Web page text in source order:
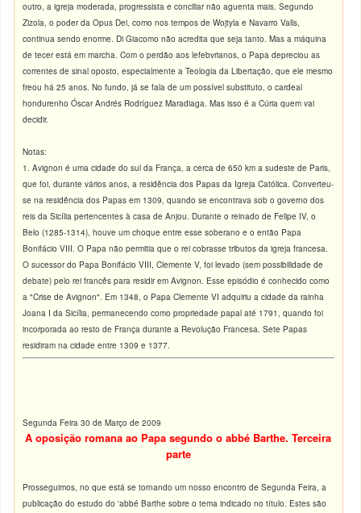
outro, a igreja moderada, progressista e conciliar não aguenta mais. Segundo
Zizola, o poder da Opus Dei, como nos tempos de Wojtyla e Navarro Valls,
continua sendo enorme. Di Giacomo não acredita que seja tanto. Mas a máquina
de tecer está em marcha. Com o perdão aos lefebvrianos, o Papa depreciou as
correntes de sinal oposto, especialmente a Teologia da Libertação, que ele mesmo
freou há 25 anos. No fundo, já se fala de um possível substituto, o cardeal
hondurenho Óscar Andrés Rodríguez Maradiaga. Mas isso é a Cúria quem vai
decidir.
Notas:
1. Avignon é uma cidade do sul da França, a cerca de 650 km a sudeste de Paris,
que foi, durante vários anos, a residência dos Papas da Igreja Católica. Converteu-
se na residência dos Papas em 1309, quando se encontrava sob o governo dos
reis da Sicília pertencentes à casa de Anjou. Durante o reinado de Felipe IV, o
Belo (1285-1314), houve um choque entre esse soberano e o então Papa
Bonifácio VIII. O Papa não permitia que o rei cobrasse tributos da igreja francesa.
O sucessor do Papa Bonifácio VIII, Clemente V, foi levado (sem possibilidade de
debate) pelo rei francês para residir em Avignon. Esse episódio é conhecido como
a "Crise de Avignon". Em 1348, o Papa Clemente VI adquiriu a cidade da rainha
Joana I da Sicília, permanecendo como propriedade papal até 1791, quando foi
incorporada ao resto de França durante a Revolução Francesa. Sete Papas
residiram na cidade entre 1309 e 1377.
Segunda Feira 30 de Março de 2009
A oposição romana ao Papa segundo o abbé Barthe. Terceira
parte
Prosseguimos, no que está se tornando um nosso encontro de Segunda Feira, a
publicação do estudo do 'abbé Barthe sobre o tema indicado no título. Estes são